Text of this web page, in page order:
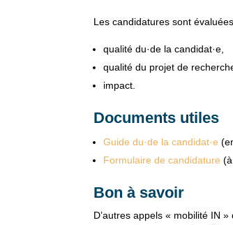
Les candidatures sont
qualité du·de la candidat·e,
qualité du projet de
impact.
Documents utiles
Guide du·de la candidat·e
Formulaire de candidature
Bon à savoir
D’autres appels « mobilité IN